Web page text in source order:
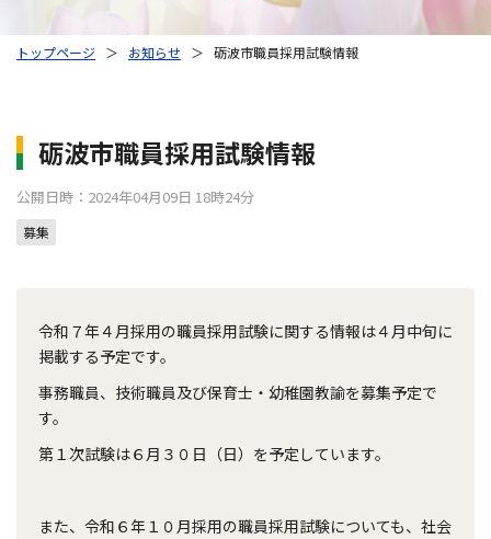
トップページ ＞ お知らせ ＞ 砺波市職員採用試験情報
砺波市職員採用試験情報
公開日時：2024年04月09日 18時24分
募集
令和７年４月採用の職員採用試験に関する情報は４月中旬に
掲載する予定です。
事務職員、技術職員及び保育士・幼稚園教諭を募集予定で
す。
第１次試験は６月３０日（日）を予定しています。
また、令和６年１０月採用の職員採用試験についても、社会